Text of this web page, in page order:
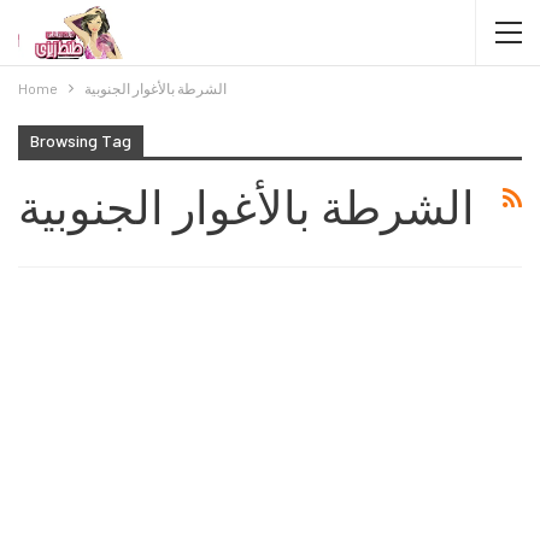
Home الشرطة بالأغوار الجنوبية
Browsing Tag
الشرطة بالأغوار الجنوبية